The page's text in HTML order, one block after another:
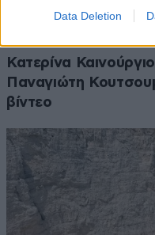
Data Deletion
LIFESTYLE07·08·2026 11:26
Κατερίνα
Παναγιώτη
βίντεο